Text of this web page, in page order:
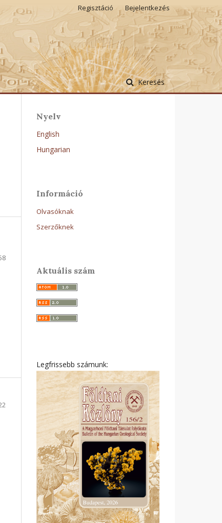
Keresés
Regisztáció Bejelentkezés
Nyelv
English
Hungarian
Információ
Olvasóknak
Szerzőknek
Aktuális szám
Legfrissebb számunk: